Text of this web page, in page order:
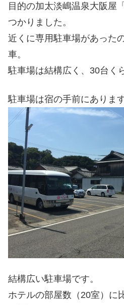
目的の加太淡嶋温泉大阪屋
つかりました。
近くに専用駐車場があった
車。
駐車場は結構広く、30台く
駐車場は宿の手前にあります
結構広い駐車場です。
ホテルの部屋数（20室）に